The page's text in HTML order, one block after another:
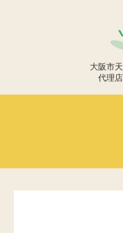
大阪市
代理